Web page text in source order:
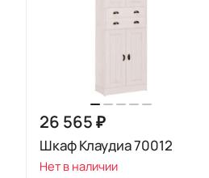
26 565 ₽
Шкаф Клаудиа 70012
Нет в наличии